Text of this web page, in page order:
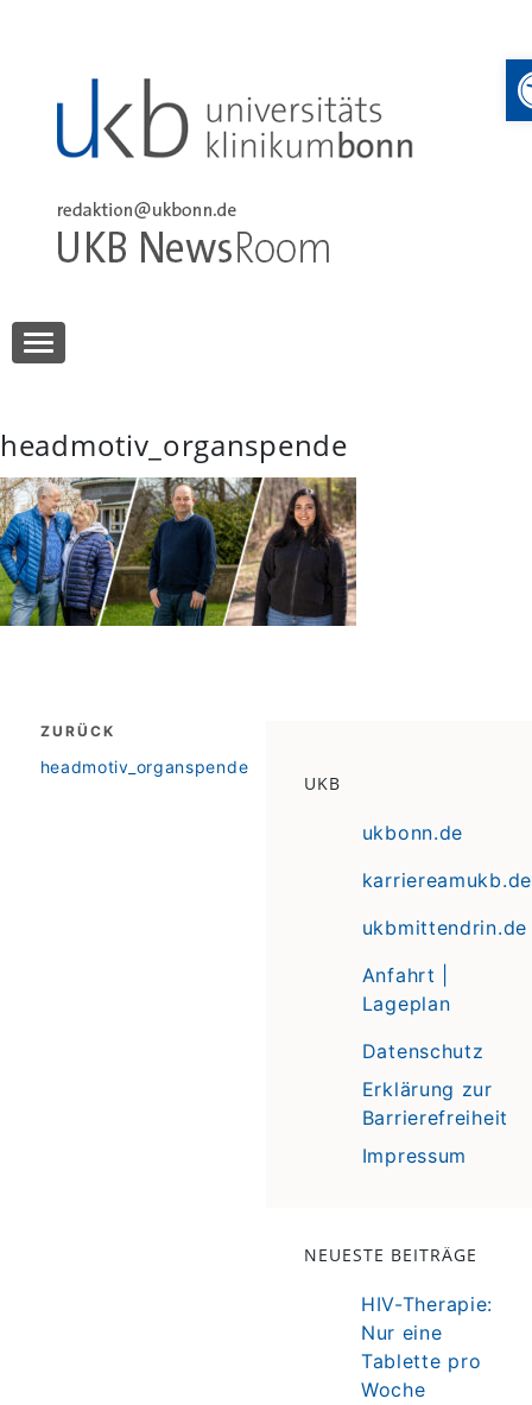
UKB NewsRoom
headmotiv_organspende
Beitragsnavigation
ZURÜCK
zurück
headmotiv_organspende
UKB
ukbonn.de
karriereamukb.de
ukbmittendrin.de
Anfahrt |
Lageplan
Datenschutz
Erklärung zur
Barrierefreiheit
Impressum
NEUESTE BEITRÄGE
HIV-Therapie:
Nur eine
Tablette pro
Woche